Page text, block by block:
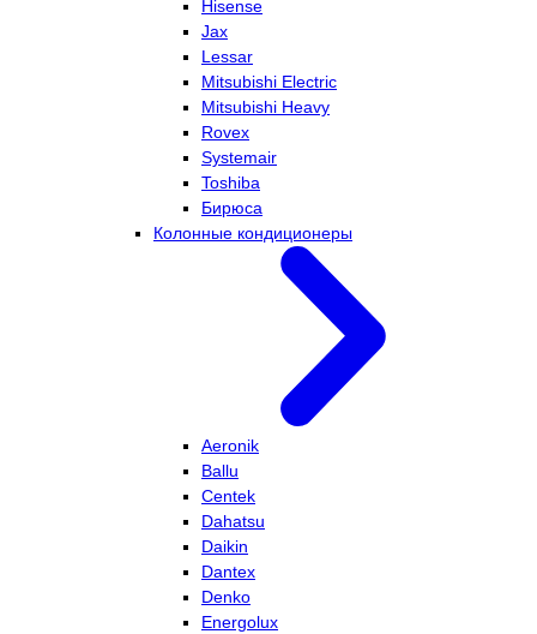
Hisense
Jax
Lessar
Mitsubishi Electric
Mitsubishi Heavy
Rovex
Systemair
Toshiba
Бирюса
Колонные кондиционеры
Aeronik
Ballu
Centek
Dahatsu
Daikin
Dantex
Denko
Energolux